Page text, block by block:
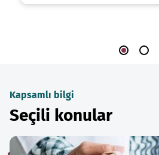
Kapsamlı bilgi
Seçili konular